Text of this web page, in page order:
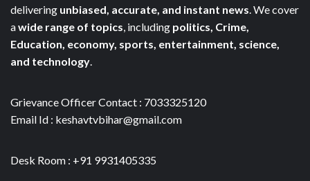
delivering unbiased, accurate, and instant news. We cover
awide range of topics, including politics, Crime,
Education, economy, sports, entertainment, science,
and technology.
Grievance Officer Contact : 7033325120
Email Id : keshavtvbihar@gmail.com
Desk Room : +91 9931405335